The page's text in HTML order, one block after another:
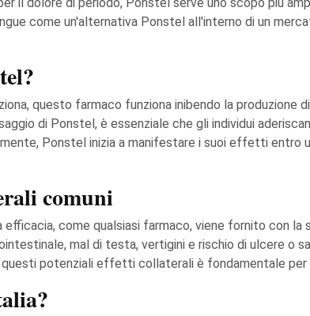
come un'alternativa Ponstel all'interno di un
questo farmaco funziona inibendo la produzione
di Ponstel, è essenziale che gli individui
Ponstel inizia a manifestare i suoi effetti entro
comuni
come qualsiasi farmaco, viene fornito con la
mal di testa, vertigini e rischio di ulcere o
questi potenziali effetti collaterali è fondamentale